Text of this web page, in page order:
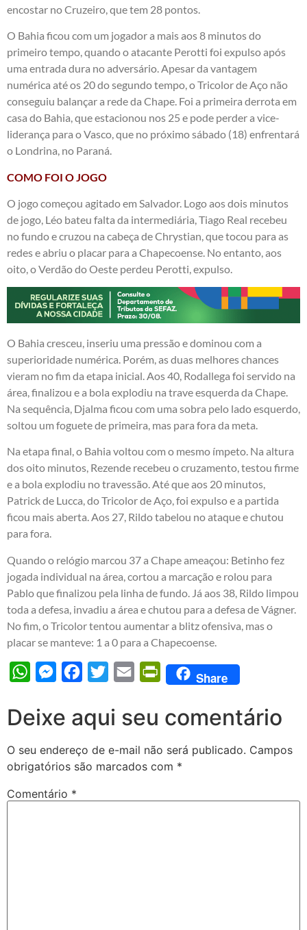
encostar no Cruzeiro, que tem 28 pontos.
O Bahia ficou com um jogador a mais aos 8 minutos do
primeiro tempo, quando o atacante Perotti foi expulso após
uma entrada dura no adversário. Apesar da vantagem
numérica até os 20 do segundo tempo, o Tricolor de Aço não
conseguiu balançar a rede da Chape. Foi a primeira derrota em
casa do Bahia, que estacionou nos 25 e pode perder a vice-
liderança para o Vasco, que no próximo sábado (18) enfrentará
o Londrina, no Paraná.
COMO FOI O JOGO
O jogo começou agitado em Salvador. Logo aos dois minutos
de jogo, Léo bateu falta da intermediária, Tiago Real recebeu
no fundo e cruzou na cabeça de Chrystian, que tocou para as
redes e abriu o placar para a Chapecoense. No entanto, aos
oito, o Verdão do Oeste perdeu Perotti, expulso.
O Bahia cresceu, inseriu uma pressão e dominou com a
superioridade numérica. Porém, as duas melhores chances
vieram no fim da etapa inicial. Aos 40, Rodallega foi servido na
área, finalizou e a bola explodiu na trave esquerda da Chape.
Na sequência, Djalma ficou com uma sobra pelo lado esquerdo,
soltou um foguete de primeira, mas para fora da meta.
Na etapa final, o Bahia voltou com o mesmo ímpeto. Na altura
dos oito minutos, Rezende recebeu o cruzamento, testou firme
e a bola explodiu no travessão. Até que aos 20 minutos,
Patrick de Lucca, do Tricolor de Aço, foi expulso e a partida
ficou mais aberta. Aos 27, Rildo tabelou no ataque e chutou
para fora.
Quando o relógio marcou 37 a Chape ameaçou: Betinho fez
jogada individual na área, cortou a marcação e rolou para
Pablo que finalizou pela linha de fundo. Já aos 38, Rildo limpou
toda a defesa, invadiu a área e chutou para a defesa de Vágner.
No fim, o Tricolor tentou aumentar a blitz ofensiva, mas o
placar se manteve: 1 a 0 para a Chapecoense.
WhatsAppMessengerFacebook
Twitter Email PrintFriendly
Share
Deixe aqui seu comentário
O seu endereço de e-mail não será publicado. Campos
obrigatórios são marcados com *
Comentário *